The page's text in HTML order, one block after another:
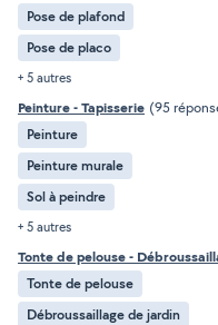
Pose de plafond
Pose de placo
+ 5 autres
Peinture - Tapisserie (95
Peinture
Peinture murale
Sol à peindre
+ 5 autres
Tonte de pelouse -
Tonte de pelouse
Débroussaillage de jardin